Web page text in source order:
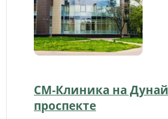
СМ-Клиника на
проспекте